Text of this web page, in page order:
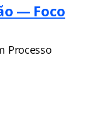
— Foco
Processo